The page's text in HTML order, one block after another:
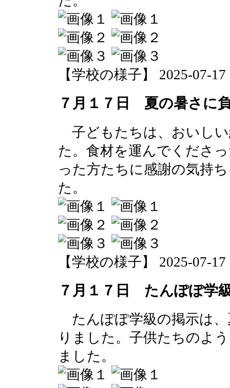
【学校の様子】 2025-07-
７月１７日 夏の暑さに
子どもたちは、おいし
た。食材を運んでくださ
った方たちに感謝の気持
た。
【学校の様子】 2025-07-
７月１７日 たんぽぽ学
たんぽぽ学級の掲示は
りました。子供たちのよ
ました。